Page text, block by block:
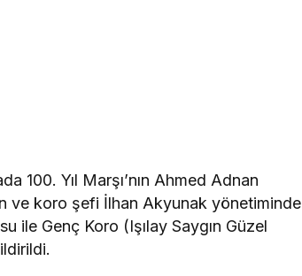
100. Yıl Marşı’nın Ahmed Adnan
ve koro şefi İlhan Akyunak yönetiminde
ile Genç Koro (Işılay Saygın Güzel